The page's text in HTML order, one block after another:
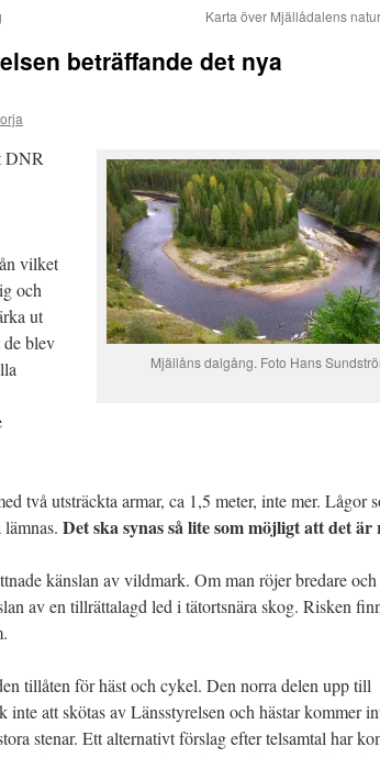
Karta över Mjällådalens
beträffande det nya
Mjällåns dalgång. Foto Hans
DNR
vilket
och
ut
de blev
två utsträckta armar, ca 1,5 meter, inte mer. Lågor
Det ska synas så lite som möjligt att det
känslan av vildmark. Om man röjer bredare
av en tillrättalagd led i tätortsnära skog. Risken
tillåten för häst och cykel. Den norra delen upp till
att skötas av Länsstyrelsen och hästar kommer
stenar. Ett alternativt förslag efter telsamtal har